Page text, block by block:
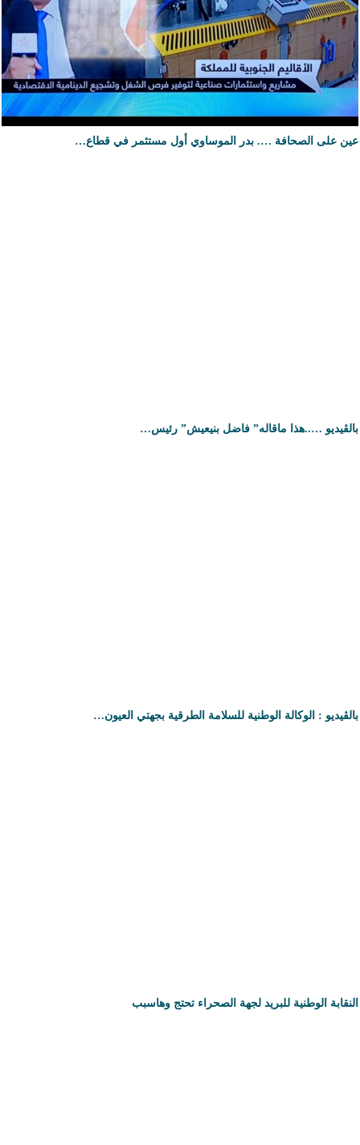
عين على الصحافة …. بدر الموساوي أول مستثمر في قطاع…
بالڤيديو …..هذا ماقاله” فاضل بنيعيش” رئيس…
بالڤيديو : الوكالة الوطنية للسلامة الطرقية بجهتي العيون…
النقابة الوطنية للبريد لجهة الصحراء تحتج وهاسبب